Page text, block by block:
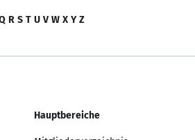
R S T U V W X Y Z
Hauptbereiche